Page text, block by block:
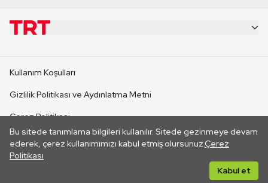
Bu sitede tanımlama bilgileri kullanılır. Sitede gezinmeye devam
ederek, çerez kullanımımızı kabul etmiş olursunuz.Çerez
Politikası
Kabul et
CANLI YAYINLAR
Kullanım Koşulları
Gizlilik Politikası ve Aydınlatma Metni
Çerez Politikası
İletişim
Her hakkı saklıdır. ©2026 TRT. Bağlantı yoluyla gidilen dış